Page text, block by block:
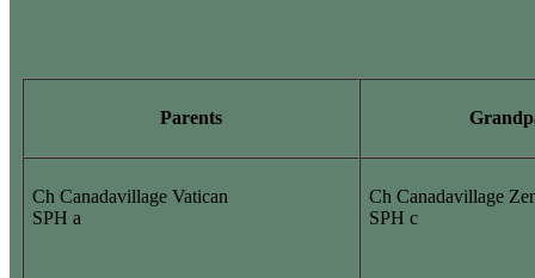
Parents
Ch Canadavillage Vatican
SPH a
Ch Canadavillage
SPH c